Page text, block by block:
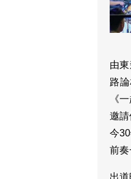
由
路
《
邀
今
前奏
出